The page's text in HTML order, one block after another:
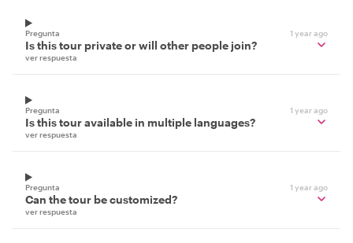
Pregunta 1 year ago
Is this tour private or will other people join?
ver respuesta
Pregunta 1 year ago
Is this tour available in multiple languages?
ver respuesta
Pregunta 1 year ago
Can the tour be customized?
ver respuesta